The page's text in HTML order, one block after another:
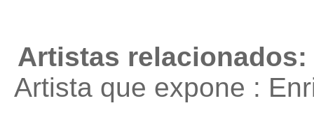
Artistas relacionados:
Artista que expone :